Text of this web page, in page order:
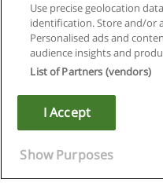
Polityka
Copyright © Educaedu
Use precise geolocation
identification. Store and/or
Personalised ads and
audience insights and
List of Partners (vendors)
I Accept
Show Purposes